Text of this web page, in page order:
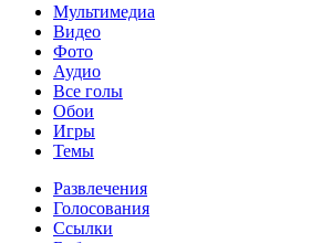
Мультимедиа
Видео
Фото
Аудио
Все голы
Обои
Игры
Темы
Развлечения
Голосования
Ссылки